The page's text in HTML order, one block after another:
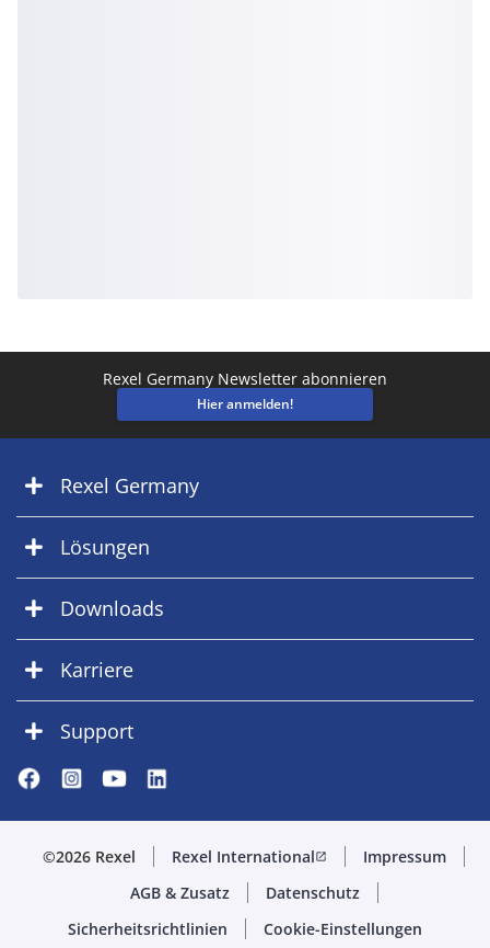
Rexel Germany Newsletter abonnieren
Hier anmelden!
Rexel Germany
Lösungen
Downloads
Karriere
Support
©2026 Rexel Rexel Internationalopen_in_new
Impressum
AGB & Zusatz
Datenschutz
Sicherheitsrichtlinien
Cookie-Einstellungen